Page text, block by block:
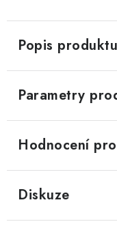
Popis produktu
Parametry
Hodnocení
Diskuze